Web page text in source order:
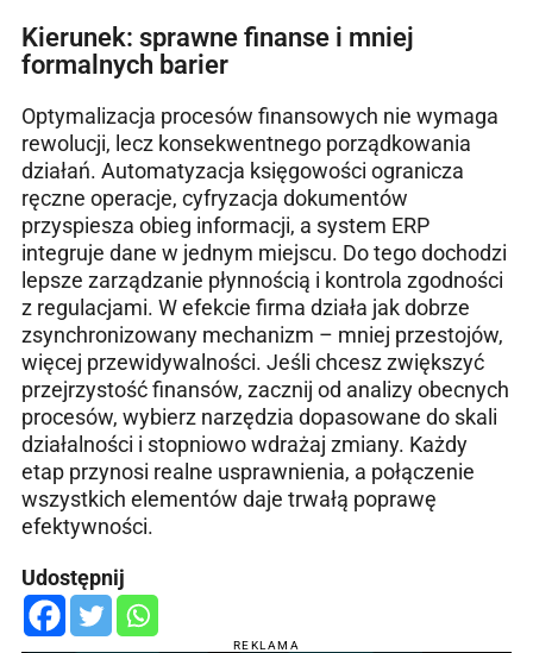
Kierunek: sprawne finanse i mniej
formalnych barier
Optymalizacja procesów finansowych nie wymaga
rewolucji, lecz konsekwentnego porządkowania
działań. Automatyzacja księgowości ogranicza
ręczne operacje, cyfryzacja dokumentów
przyspiesza obieg informacji, a system ERP
integruje dane w jednym miejscu. Do tego dochodzi
lepsze zarządzanie płynnością i kontrola zgodności
z regulacjami. W efekcie firma działa jak dobrze
zsynchronizowany mechanizm – mniej przestojów,
więcej przewidywalności. Jeśli chcesz zwiększyć
przejrzystość finansów, zacznij od analizy obecnych
procesów, wybierz narzędzia dopasowane do skali
działalności i stopniowo wdrażaj zmiany. Każdy
etap przynosi realne usprawnienia, a połączenie
wszystkich elementów daje trwałą poprawę
efektywności.
Udostępnij
REKLAMA